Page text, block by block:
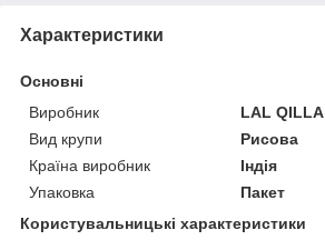
Характеристики
Основні
Виробник
LAL QILLA
Вид крупи
Рисова
Країна виробник
Індія
Упаковка
Пакет
Користувальницькі характеристики